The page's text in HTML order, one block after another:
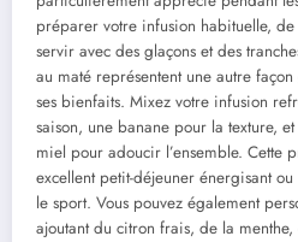
préparer votre infusion habituelle,
servir avec des glaçons et des
au maté représentent une autre
ses bienfaits. Mixez votre infusion
saison, une banane pour la texture,
miel pour adoucir l’ensemble. Cette
excellent petit-déjeuner énergisant
le sport. Vous pouvez également
ajoutant du citron frais, de la